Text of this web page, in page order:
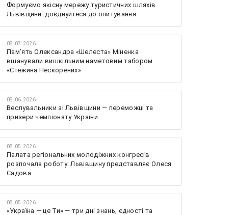
Формуємо якісну мережу туристичних шляхів
Львівщини: доєднуйтеся до опитування
08.07.2026
Памʼять Олександра «Шелеста» Міненка
вшанували вишкільним наметовим табором
«Стежина Нескорених»
08.06.2026
Веслувальники зі Львівщини — переможці та
призери чемпіонату України
08.05.2026
Палата регіональних молодіжних конгресів
розпочала роботу: Львівщину представляє Олеся
Садова
08.05.2026
«Україна — це Ти» — три дні знань, єдності та